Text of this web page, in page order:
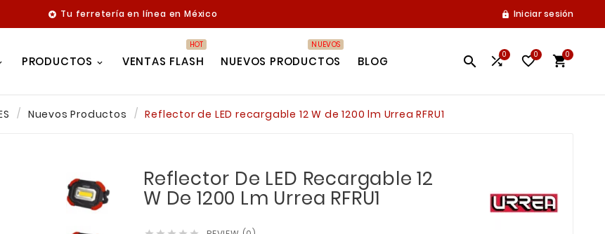
 Tu ferretería en línea en México  Iniciar sesión
PRODUCTOS VENTAS FLASH
HOT
NUEVOS PRODUCTOS
NUEVOS
BLOG  0 0 0
Nuevos Productos Reflector de LED recargable 12 W de 1200 lm Urrea RFRU1
Reflector De LED Recargable 12
W De 1200 Lm Urrea RFRU1